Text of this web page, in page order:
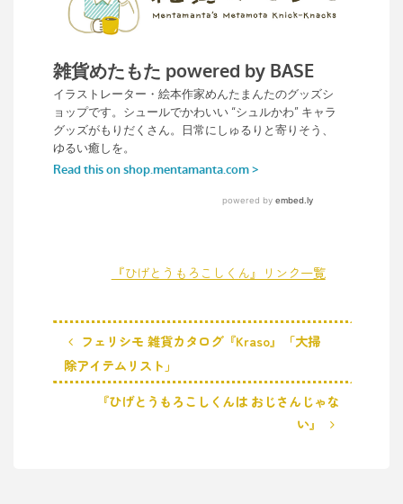
『ひげとうもろこしくん』リンク一覧
フェリシモ 雑貨カタログ『Kraso』「大掃
除アイテムリスト」
『ひげとうもろこしくんは おじさんじゃな
い』